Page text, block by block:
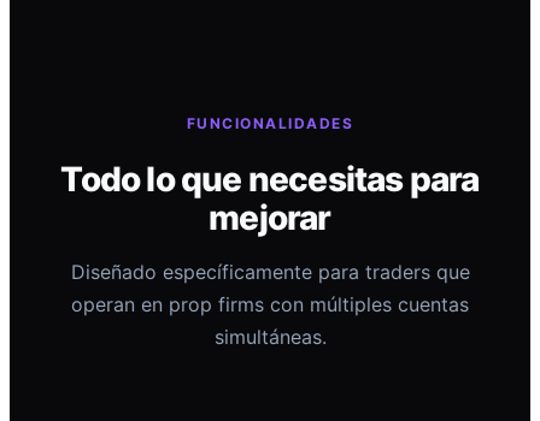
FUNCIONALIDADES
Todo lo que necesitas para
mejorar
Diseñado específicamente para traders que
operan en prop firms con múltiples cuentas
simultáneas.